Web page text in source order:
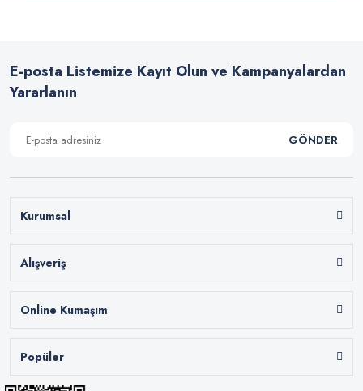
E-posta Listemize Kayıt Olun ve Kampanyalardan
Yararlanın
GÖNDER
Kurumsal
Alışveriş
Online Kumaşım
Popüler